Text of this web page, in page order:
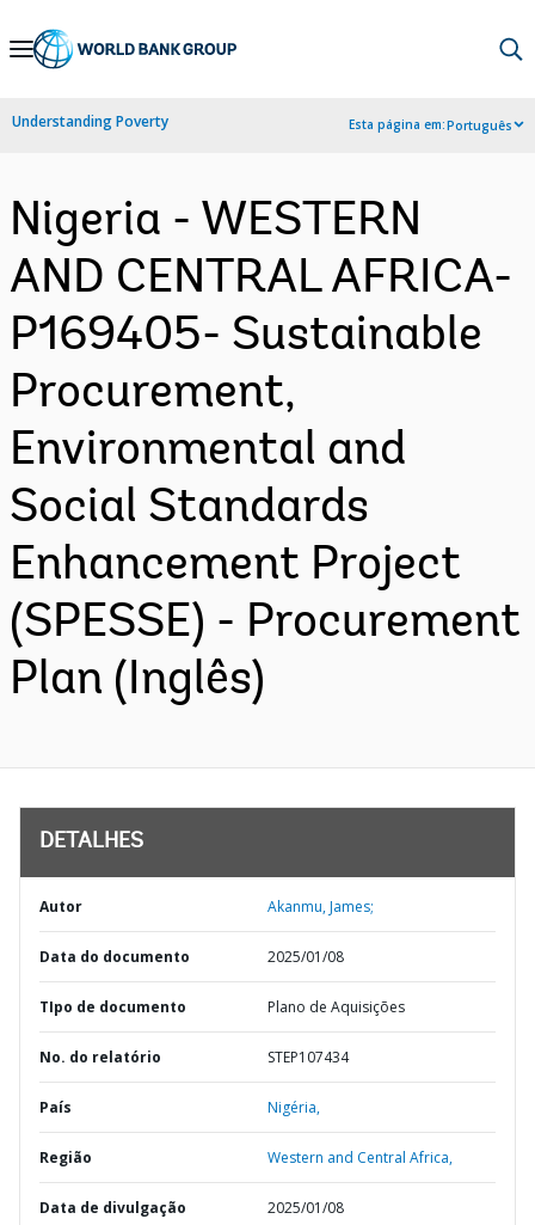
Skip
Navigation
Understanding Poverty Esta página em:Português
Nigeria - WESTERN
AND CENTRAL AFRICA-
P169405- Sustainable
Procurement,
Environmental and
Social Standards
Enhancement Project
(SPESSE) - Procurement
Plan (Inglês)
DETALHES
Autor Akanmu, James;
Data do documento 2025/01/08
TIpo de documento Plano de Aquisições
No. do relatório STEP107434
País Nigéria,
Região Western and Central Africa,
Data de divulgação 2025/01/08